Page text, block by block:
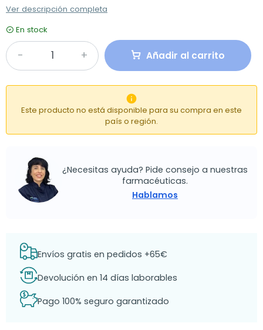
Ver descripción completa
En stock
Añadir al carrito

Este producto no está disponible para su compra en este
país o región.
¿Necesitas ayuda? Pide consejo a nuestras
farmacéuticas.
Hablamos
Envíos gratis en pedidos +65€
Devolución en 14 días laborables
Pago 100% seguro garantizado